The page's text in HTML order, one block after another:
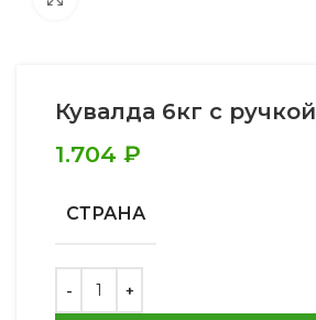
Кувалда 6кг с ручкой
1.704 ₽
СТРАНА